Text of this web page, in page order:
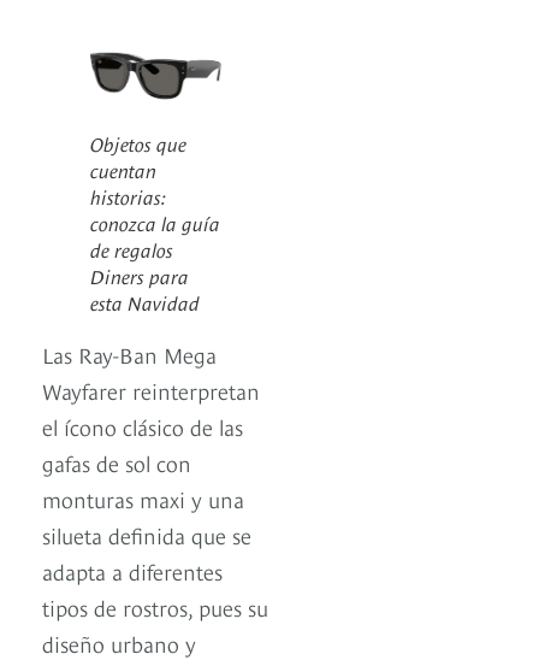
Objetos que
cuentan
historias:
conozca la guía
de regalos
Diners para
esta Navidad
Las Ray-Ban Mega
Wayfarer reinterpretan
el ícono clásico de las
gafas de sol con
monturas maxi y una
silueta definida que se
adapta a diferentes
tipos de rostros, pues su
diseño urbano y